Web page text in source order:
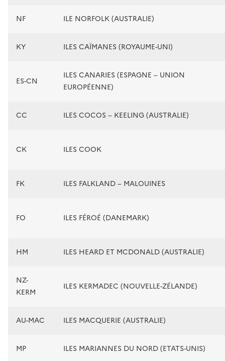
NF ILE NORFOLK (AUSTRALIE)
KY ILES CAÏMANES (ROYAUME-UNI)
ES-CN
ILES CANARIES (ESPAGNE – UNION
EUROPÉENNE)
CC ILES COCOS – KEELING (AUSTRALIE)
CK ILES COOK
FK ILES FALKLAND – MALOUINES
FO ILES FÉROÉ (DANEMARK)
HM ILES HEARD ET MCDONALD (AUSTRALIE)
NZ-
KERM
ILES KERMADEC (NOUVELLE-ZÉLANDE)
AU-MAC ILES MACQUERIE (AUSTRALIE)
MP ILES MARIANNES DU NORD (ETATS-UNIS)